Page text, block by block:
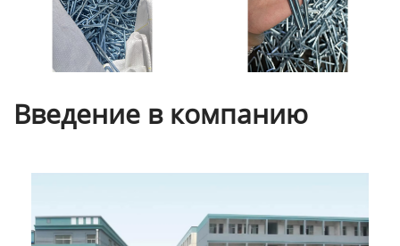
Введение в компанию